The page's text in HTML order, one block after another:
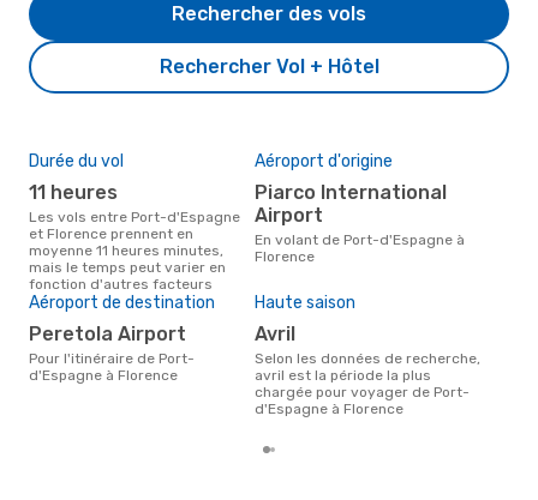
Rechercher Vol + Hôtel
Rechercher des vols
Durée du vol
11 heures
Les vols entre Port-d'Espagne
et Florence prennent en
moyenne 11 heures minutes,
mais le temps peut varier en
fonction d'autres facteurs
Aéroport d'origine
Piarco International
Airport
En volant de Port-d'Espagne à
Florence
Aéroport de destination
Peretola Airport
Pour l'itinéraire de Port-
d'Espagne à Florence
Haute saison
avril
Selon les données de recherche,
avril est la période la plus
chargée pour voyager de Port-
d'Espagne à Florence